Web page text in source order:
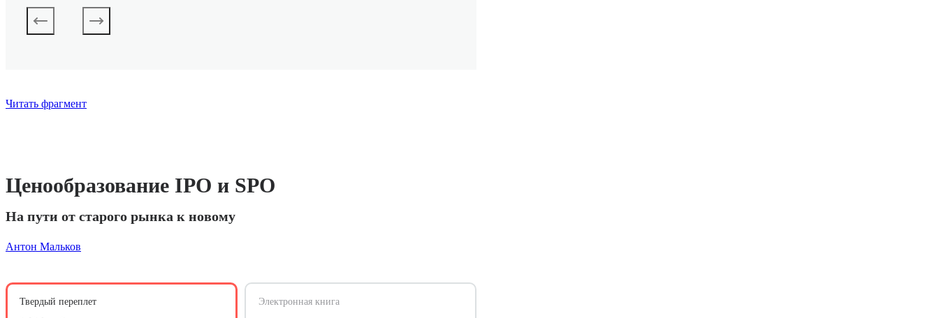
Читать фрагмент
Ценообразование IPO и SPO
На пути от старого рынка к новому
Антон Мальков
Твердый переплет Электронная книга